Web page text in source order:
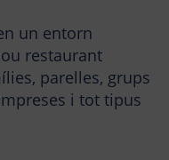
un entorn
restaurant
parelles, grups
i tot tipus